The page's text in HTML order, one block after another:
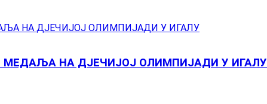
НА ДЈЕЧИЈОЈ ОЛИМПИЈАДИ У ИГАЛУ